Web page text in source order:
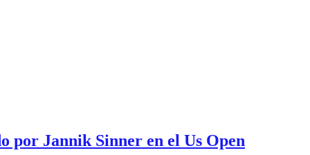
por Jannik Sinner en el Us Open